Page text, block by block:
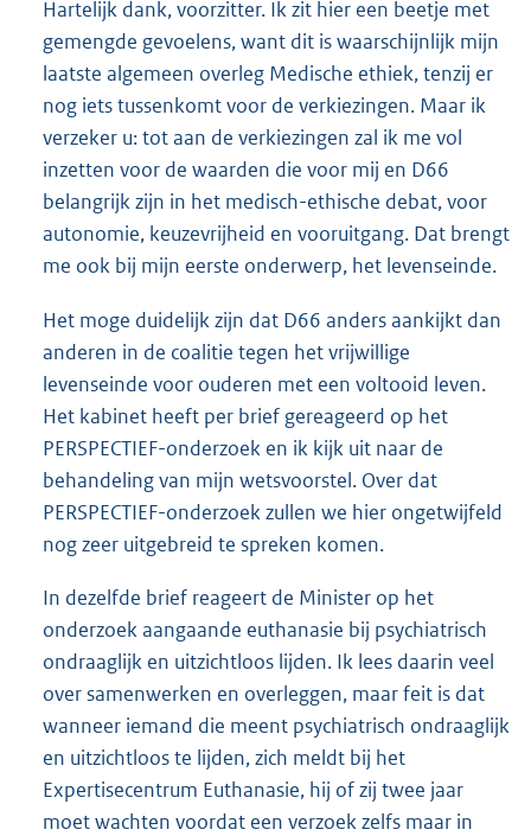
Hartelijk dank, voorzitter. Ik zit hier een beetje met
gemengde gevoelens, want dit is waarschijnlijk mijn
laatste algemeen overleg Medische ethiek, tenzij er
nog iets tussenkomt voor de verkiezingen. Maar ik
verzeker u: tot aan de verkiezingen zal ik me vol
inzetten voor de waarden die voor mij en D66
belangrijk zijn in het medisch-ethische debat, voor
autonomie, keuzevrijheid en vooruitgang. Dat brengt
me ook bij mijn eerste onderwerp, het levenseinde.
Het moge duidelijk zijn dat D66 anders aankijkt dan
anderen in de coalitie tegen het vrijwillige
levenseinde voor ouderen met een voltooid leven.
Het kabinet heeft per brief gereageerd op het
PERSPECTIEF-onderzoek en ik kijk uit naar de
behandeling van mijn wetsvoorstel. Over dat
PERSPECTIEF-onderzoek zullen we hier ongetwijfeld
nog zeer uitgebreid te spreken komen.
In dezelfde brief reageert de Minister op het
onderzoek aangaande euthanasie bij psychiatrisch
ondraaglijk en uitzichtloos lijden. Ik lees daarin veel
over samenwerken en overleggen, maar feit is dat
wanneer iemand die meent psychiatrisch ondraaglijk
en uitzichtloos te lijden, zich meldt bij het
Expertisecentrum Euthanasie, hij of zij twee jaar
moet wachten voordat een verzoek zelfs maar in